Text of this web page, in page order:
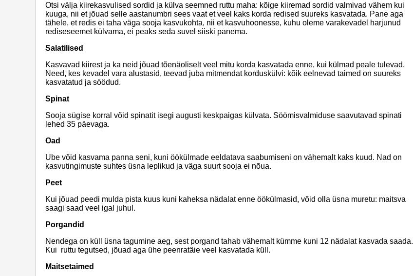
Otsi välja kiirekasvulised sordid ja külva seemned ruttu maha: kõige kiiremad sordid valmivad vähem kui
kuuga, nii et jõuad selle aastanumbri sees vaat et veel kaks korda redised suureks kasvatada. Pane aga
tähele, et redis ei taha väga sooja kasvukohta, nii et kasvuhoonesse, kuhu oleme varakevadel harjunud
rediseseemet külvama, ei peaks seda suvel siiski panema.
Salatilised
Kasvavad kiirest ja ka neid jõuad tõenäoliselt veel mitu korda kasvatada enne, kui külmad peale tulevad.
Need, kes kevadel vara alustasid, teevad juba mitmendat korduskülvi: kõik eelnevad taimed on suureks
kasvatatud ja söödud.
Spinat
Sooja sügise korral võid spinatit isegi augusti keskpaigas külvata. Söömisvalmiduse saavutavad spinati
lehed 35 päevaga.
Oad
Ube võid kasvama panna seni, kuni öökülmade eeldatava saabumiseni on vähemalt kaks kuud. Nad on
kasvutingimuste suhtes üsna leplikud ja väga suurt sooja ei nõua.
Peet
Kui jõuad peedi mulda pista kuus kuni kaheksa nädalat enne öökülmasid, võid olla üsna muretu: maitsva
saagi saad veel igal juhul.
Porgandid
Nendega on küll üsna tagumine aeg, sest porgand tahab vähemalt kümme kuni 12 nädalat kasvada saada.
Kui ruttu tegutsed, jõuad aga ühe peenratäie veel kasvatada küll.
Maitsetaimed